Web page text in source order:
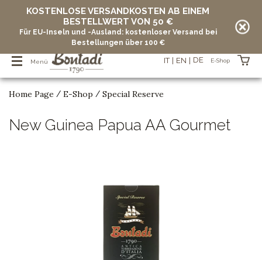
KOSTENLOSE VERSANDKOSTEN AB EINEM
BESTELLWERT VON 50 €
Für EU-Inseln und -Ausland: kostenloser Versand bei
Bestellungen über 100 €
vuoto
Menü E-Shop
IT EN DE
Home Page / E-Shop / Special Reserve
New Guinea Papua AA Gourmet